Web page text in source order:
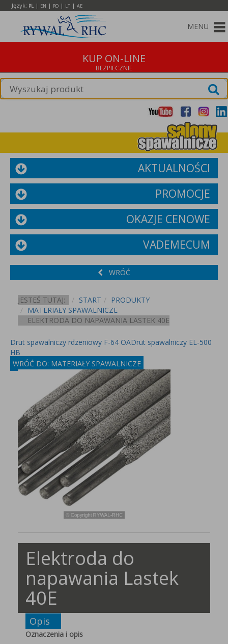
Język: PL | EN | RO | LT | AE
MENU
KUP ON-LINE
AKTUALNOŚCI
PROMOCJE
OKAZJE CENOWE
VADEMECUM
WRÓĆ
JESTEŚ TUTAJ: START
PRODUKTY
MATERIAŁY SPAWALNICZE
ELEKTRODA DO NAPAWANIA LASTEK 40E
Drut spawalniczy rdzeniowy F-64 OADrut spawalniczy EL-500
HB
WRÓĆ DO: MATERIAŁY SPAWALNICZE
Elektroda do
napawania Lastek
40E
Opis
Oznaczenia i opis